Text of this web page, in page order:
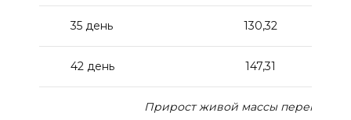
35 день 130,32
42 день 147,31
Прирост живой массы перепелов